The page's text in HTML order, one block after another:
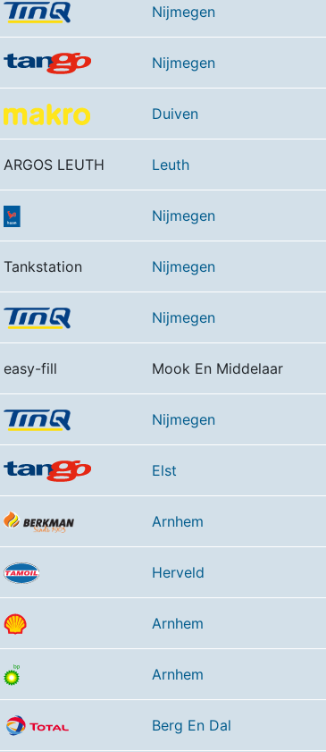
Nijmegen
Nijmegen
Duiven
ARGOS LEUTH Leuth
Nijmegen
Tankstation Nijmegen
Nijmegen
easy-fill Mook En Middelaar
Nijmegen
Elst
Arnhem
Herveld
Arnhem
Arnhem
Berg En Dal